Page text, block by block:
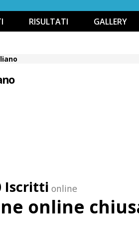
RISULTATI GALLERY
Iscritti online
online